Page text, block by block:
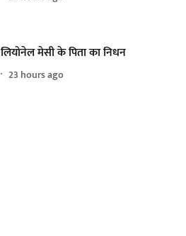
लियोनेल मेसी के पिता का निधन
23 hours ago